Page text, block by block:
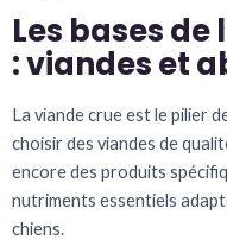
Les bases
: viandes et
La viande crue est le pilier
choisir des viandes de
encore des produits
nutriments essentiels
chiens.